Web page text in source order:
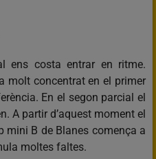
ens costa entrar en ritme.
molt concentrat en el primer
En el segon parcial el
A partir d’aquest moment el
mini B de Blanes comença a
moltes faltes.